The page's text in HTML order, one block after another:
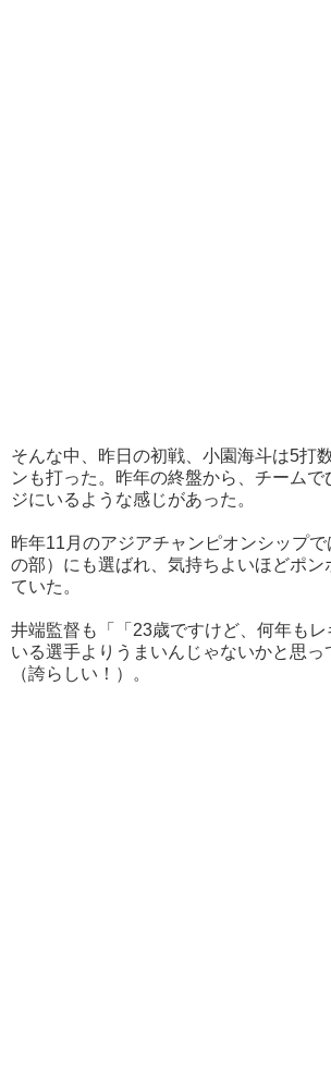
そんな中、昨日の初戦、小園海斗は5打
ンも打った。昨年の終盤から、チームで
ジにいるような感じがあった。
昨年11月のアジアチャンピオンシップ
の部）にも選ばれ、気持ちよいほどポン
ていた。
井端監督も「「23歳ですけど、何年も
いる選手よりうまいんじゃないかと思っ
（誇らしい！）。